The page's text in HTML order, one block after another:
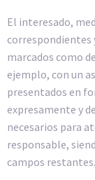
El interesado,
correspondientes
marcados como
ejemplo, con un
presentados en
expresamente y
necesarios para
responsable,
campos restantes.